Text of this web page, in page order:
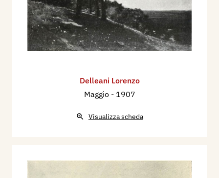
Delleani Lorenzo
Maggio - 1907
Visualizza scheda